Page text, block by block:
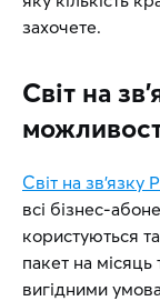
захочете.
Світ на
Світ на зв’язку
всі бізнес-
користуються
пакет на місяць
вигідними